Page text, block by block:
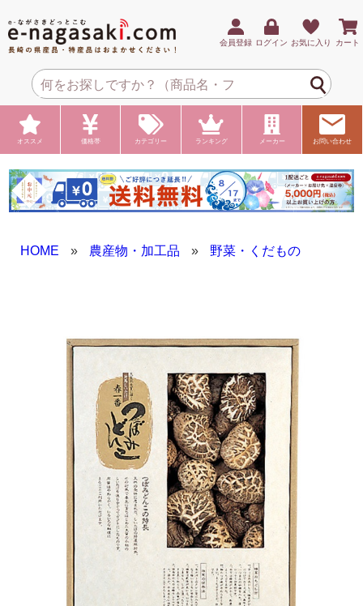
会員登録 ログイン お気に入り カート
オススメ 価格帯 カテゴリー ランキング メーカー お問い合わせ
HOME » 農産物・加工品 » 野菜・くだもの